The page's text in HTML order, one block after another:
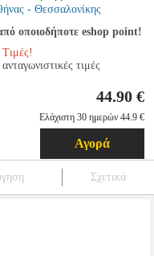
- Θεσσαλονίκης
οποιοδήποτε eshop point!
τιμές
44.90 €
Ελάχιστη 30 ημερών 44.9 €
Αγορά
Σχετικά